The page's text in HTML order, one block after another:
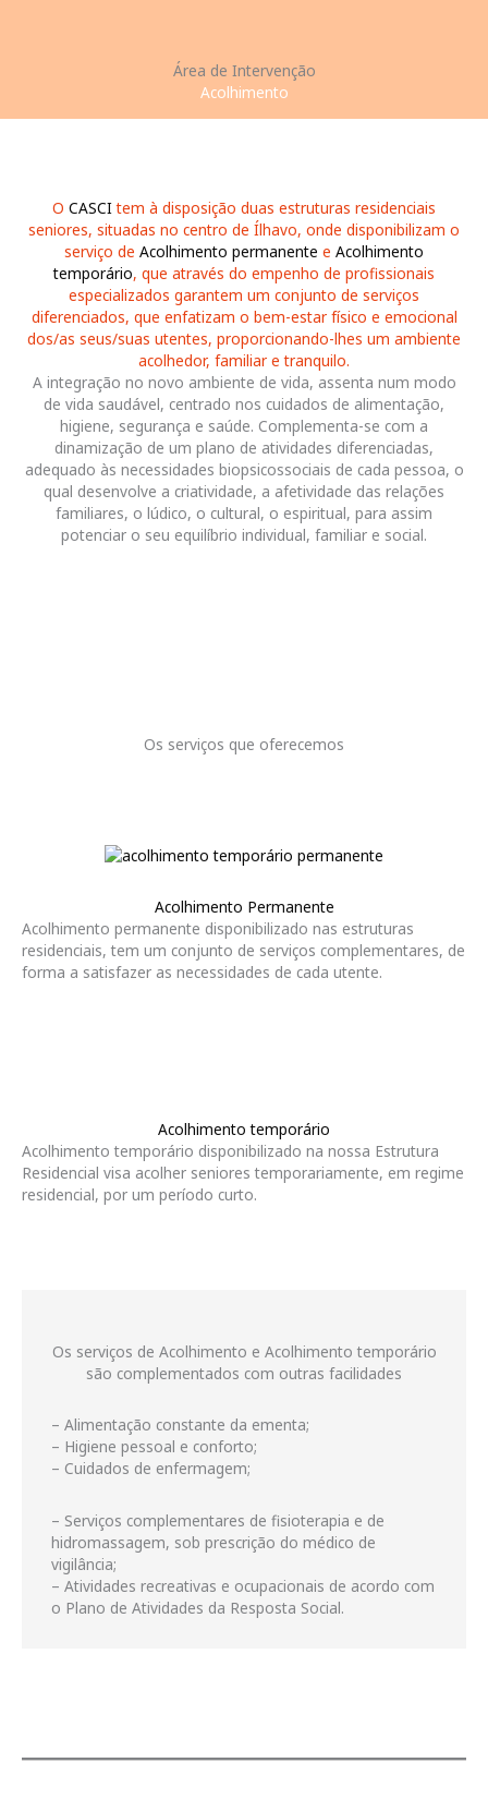
Área de Intervenção
Acolhimento
O CASCItem à disposição duas estruturas residenciais
seniores, situadas no centro de Ílhavo, onde disponibilizam o
serviço de Acolhimento permanente e Acolhimento
temporário, que através do empenho de profissionais
especializados garantem um conjunto de serviços
diferenciados, que enfatizam o bem-estar físico e emocional
dos/as seus/suas utentes, proporcionando-lhes um ambiente
acolhedor, familiar e tranquilo.
A integração no novo ambiente de vida, assenta num modo
de vida saudável, centrado nos cuidados de alimentação,
higiene, segurança e saúde. Complementa-se com a
dinamização de um plano de atividades diferenciadas,
adequado às necessidades biopsicossociais de cada pessoa, o
qual desenvolve a criatividade, a afetividade das relações
familiares, o lúdico, o cultural, o espiritual, para assim
potenciar o seu equilíbrio individual, familiar e social.
Os serviços que oferecemos
Acolhimento Permanente
Acolhimento permanente disponibilizado nas estruturas
residenciais, tem um conjunto de serviços complementares, de
forma a satisfazer as necessidades de cada utente.
Acolhimento temporário
Acolhimento temporário disponibilizado na nossa Estrutura
Residencial visa acolher seniores temporariamente, em regime
residencial, por um período curto.
Os serviços de Acolhimento e Acolhimento temporário
são complementados com outras facilidades
– Alimentação constante da ementa;
– Higiene pessoal e conforto;
– Cuidados de enfermagem;
– Serviços complementares de fisioterapia e de
hidromassagem, sob prescrição do médico de
vigilância;
– Atividades recreativas e ocupacionais de acordo com
o Plano de Atividades da Resposta Social.